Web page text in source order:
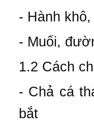
- Hành
- Muối,
1.2 Cách
- Chả cá
bắt